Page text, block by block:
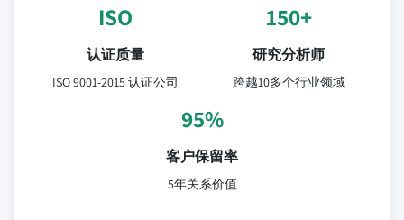
ISO
认证质量
ISO 9001-2015 认证公司
150+
研究分析师
跨越10多个行业领域
95%
客户保留率
5年关系价值